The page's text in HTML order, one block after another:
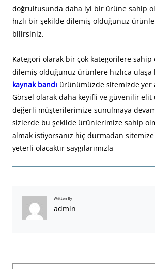
doğrultusunda daha iyi bir ürüne sahip
hızlı bir şekilde dilemiş olduğunuz
bilirsiniz.
Kategori olarak bir çok kategorilere
dilemiş olduğunuz ürünlere hızlıca
kaynak bandı ürünümüzde sitemizde yer
Görsel olarak daha keyifli ve güvenilir
değerli müşterilerimize sunulmaya
sizlerde bu şekilde ürünlerimize sahip
almak istiyorsanız hiç durmadan
yeterli olacaktır saygılarımızla
Written By
admin